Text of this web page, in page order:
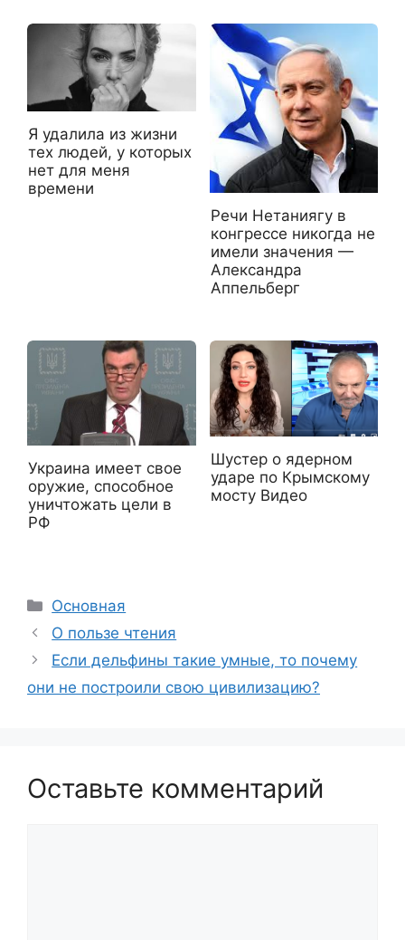
Я удалила из жизни
тех людей, у которых
нет для меня
времени
Речи Нетаниягу в
конгрессе никогда не
имели значения —
Александра
Аппельберг
Украина имеет свое
оружие, способное
уничтожать цели в
РФ
Шустер о ядерном
ударе по Крымскому
мосту Видео
Рубрики
Основная
О пользе чтения
Если дельфины такие умные, то почему
они не построили свою цивилизацию?
Оставьте комментарий